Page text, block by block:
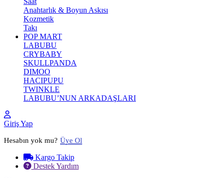
Anahtarlık & Boyun Askısı
Kozmetik
Takı
POP MART
LABUBU
CRYBABY
SKULLPANDA
DIMOO
HACIPUPU
TWINKLE
LABUBU’NUN ARKADAŞLARI
Giriş Yap
Hesabın yok mu? Üye Ol
Kargo Takip
Destek Yardım